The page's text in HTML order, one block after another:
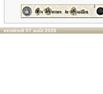
vendredi 07 août 2026